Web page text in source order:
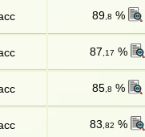
89,8 %
87 ,17 %
85,8 %
83 ,82 %